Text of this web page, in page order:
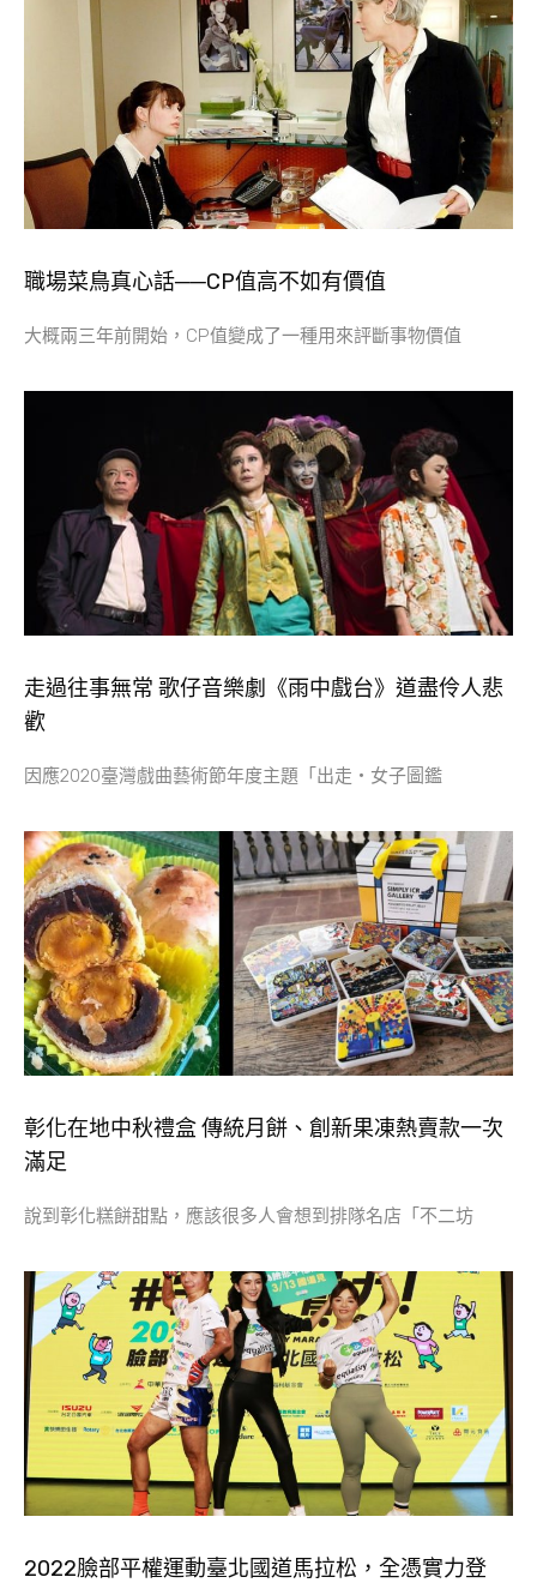
職場菜鳥真心話──CP值高不如有價值
大概兩三年前開始，CP值變成了一種用來評斷事物價值
走過往事無常 歌仔音樂劇《雨中戲台》道盡伶人悲
歡
因應2020臺灣戲曲藝術節年度主題「出走‧女子圖鑑
彰化在地中秋禮盒 傳統月餅、創新果凍熱賣款一次
滿足
說到彰化糕餅甜點，應該很多人會想到排隊名店「不二坊
2022臉部平權運動臺北國道馬拉松，全憑實力登